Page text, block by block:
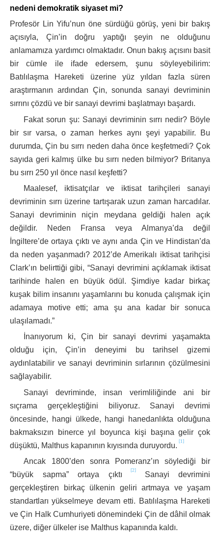
nedeni demokratik siyaset mi?
Profesör Lin Yifu’nun öne sürdüğü görüş, yeni bir bakış
açısıyla, Çin’in doğru yaptığı şeyin ne olduğunu
anlamamıza yardımcı olmaktadır. Onun bakış açısını basit
bir cümle ile ifade edersem, şunu söyleyebilirim:
Batılılaşma Hareketi üzerine yüz yıldan fazla süren
araştırmanın ardından Çin, sonunda sanayi devriminin
sırrını çözdü ve bir sanayi devrimi başlatmayı başardı.
Fakat sorun şu: Sanayi devriminin sırrı nedir? Böyle
bir sır varsa, o zaman herkes aynı şeyi yapabilir. Bu
durumda, Çin bu sırrı neden daha önce keşfetmedi? Çok
sayıda geri kalmış ülke bu sırrı neden bilmiyor? Britanya
bu sırrı 250 yıl önce nasıl keşfetti?
Maalesef, iktisatçılar ve iktisat tarihçileri sanayi
devriminin sırrı üzerine tartışarak uzun zaman harcadılar.
Sanayi devriminin niçin meydana geldiği halen açık
değildir. Neden Fransa veya Almanya’da değil
İngiltere’de ortaya çıktı ve aynı anda Çin ve Hindistan’da
da neden yaşanmadı? 2012’de Amerikalı iktisat tarihçisi
Clark’ın belirttiği gibi, “Sanayi devrimini açıklamak iktisat
tarihinde halen en büyük ödül. Şimdiye kadar birkaç
kuşak bilim insanını yaşamlarını bu konuda çalışmak için
adamaya motive etti; ama şu ana kadar bir sonuca
ulaşılamadı.”
İnanıyorum ki, Çin bir sanayi devrimi yaşamakta
olduğu için, Çin’in deneyimi bu tarihsel gizemi
aydınlatabilir ve sanayi devriminin sırlarının çözülmesini
sağlayabilir.
Sanayi devriminde, insan verimliliğinde ani bir
sıçrama gerçekleştiğini biliyoruz. Sanayi devrimi
öncesinde, hangi ülkede, hangi hanedanlıkta olduğuna
bakmaksızın binerce yıl boyunca kişi başına gelir çok
düşüktü, Malthus kapanının kıyısında duruyordu. [1]
Ancak 1800’den sonra Pomeranz’ın söylediği bir
“büyük sapma” ortaya çıktı
[2]
Sanayi devrimini
gerçekleştiren birkaç ülkenin geliri artmaya ve yaşam
standartları yükselmeye devam etti. Batılılaşma Hareketi
ve Çin Halk Cumhuriyeti dönemindeki Çin de dâhil olmak
üzere, diğer ülkeler ise Malthus kapanında kaldı.